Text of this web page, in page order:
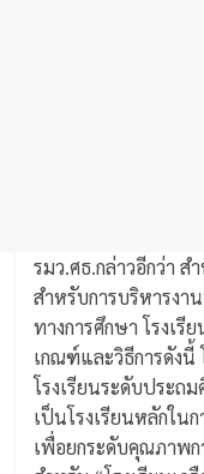
รมว.ศธ.กล่าวอีกว่า
สำหรับการบริหารงา
ทางการศึกษา โรงเ
เกณฑ์และวิธีการดังนี้
โรงเรียนระดับประถ
เป็นโรงเรียนหลักใน
เพื่อยกระดับคุณภาพก